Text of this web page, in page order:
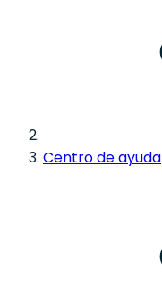
Centro de ayuda